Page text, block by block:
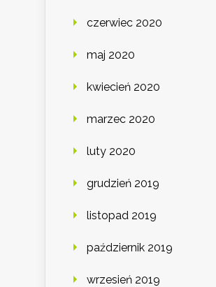
czerwiec 2020
maj 2020
kwiecień 2020
marzec 2020
luty 2020
grudzień 2019
listopad 2019
październik 2019
wrzesień 2019